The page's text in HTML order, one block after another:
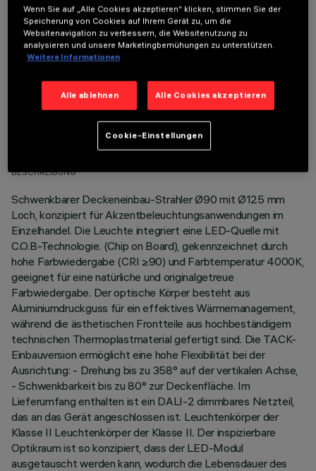
OPTIONALE KOMPONENTEN
TECHNISCHE DATEN
LETZTES UPDATE: 07.08.2026
BESCHREIBUNG
Schwenkbarer Deckeneinbau-Strahler Ø90 mit Ø125 mm
Loch, konzipiert für Akzentbeleuchtungsanwendungen im
Einzelhandel. Die Leuchte integriert eine LED-Quelle mit
C.O.B-Technologie. (Chip on Board), gekennzeichnet durch
hohe Farbwiedergabe (CRI ≥90) und Farbtemperatur 4000K,
geeignet für eine natürliche und originalgetreue
Farbwiedergabe. Der optische Körper besteht aus
Aluminiumdruckguss für ein effektives Wärmemanagement,
während die ästhetischen Frontteile aus hochbeständigem
technischen Thermoplastmaterial gefertigt sind. Die TACK-
Einbauversion ermöglicht eine hohe Flexibilität bei der
Ausrichtung: - Drehung bis zu 358° auf der vertikalen Achse,
- Schwenkbarkeit bis zu 80° zur Deckenfläche. Im
Lieferumfang enthalten ist ein DALI-2 dimmbares Netzteil,
das an das Gerät angeschlossen ist. Leuchtenkörper der
Klasse II Leuchtenkörper der Klasse II. Der inspizierbare
Optikraum ist so konzipiert, dass der LED-Modul
ausgetauscht werden kann, wodurch die Lebensdauer des
Wenn Sie auf „Alle Cookies akzeptieren“ klicken, stimmen Sie der
Speicherung von Cookies auf Ihrem Gerät zu, um die
Websitenavigation zu verbessern, die Websitenutzung zu
analysieren und unsere Marketingbemühungen zu unterstützen.
Weitere Informationen
Alle ablehnen Alle Cookies akzeptieren
Cookie-Einstellungen